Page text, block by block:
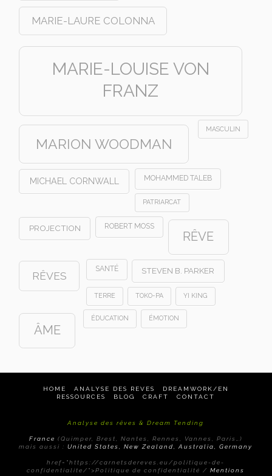
MARIE-LAURE COLONNA
MARIE-LOUISE VON
FRANZ
MARION WOODMAN
MASCULIN
MICHAEL CORNWALL MOHAMMED TALEB
PATRIARCAT
PROJECTION ROBERT MOSS
RÊVE
RÊVES
SANTÉ STEVEN B. PARKER
TERRE TOKO-PA YI KING
ÂME
ÉDUCATION ÉMOTION
HOME ANALYSE DES REVES
DREAMWORK/EN
RESSOURCES
BLOG CRAFT CONTACT
Analyse des rêves & Dream Tending
France (Quimper, Brest, Nantes, Rennes, Vannes, Paris…)
mais aussi :United States, New Zealand, Australia, Germany
href="https://carnetsdereves.eu/politique-de-
confidentialite/">Politique de confidentialité /Mentions